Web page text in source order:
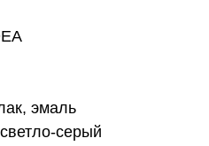
эмаль
серый